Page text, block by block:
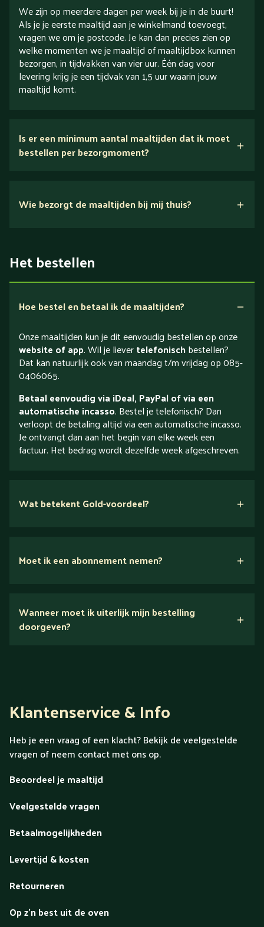
We zijn op meerdere dagen per week bij je in de buurt!
Als je je eerste maaltijd aan je winkelmand toevoegt,
vragen we om je postcode. Je kan dan precies zien op
welke momenten we je maaltijd of maaltijdbox kunnen
bezorgen, in tijdvakken van vier uur. Één dag voor
levering krijg je een tijdvak van 1,5 uur waarin jouw
maaltijd komt.
Is er een minimum aantal maaltijden dat ik moet
bestellen per bezorgmoment?
Wie bezorgt de maaltijden bij mij thuis?
Het bestellen
Hoe bestel en betaal ik de maaltijden?
Onze maaltijden kun je dit eenvoudig bestellen op onze
website of app. Wil je lievertelefonischbestellen?
Dat kan natuurlijk ook van maandag t/m vrijdag op 085-
0406065.
Betaal eenvoudig via iDeal, PayPal of via een
automatische incasso. Bestel je telefonisch? Dan
verloopt de betaling altijd via een automatische incasso.
Je ontvangt dan aan het begin van elke week een
factuur. Het bedrag wordt dezelfde week afgeschreven.
Wat betekent Gold-voordeel?
Ontdek alles over Gold
Moet ik een abonnement nemen?
Wanneer moet ik uiterlijk mijn bestelling
doorgeven?
Klantenservice & Info
Heb je een vraag of een klacht? Bekijk de veelgestelde
vragen of neem contact met ons op.
Beoordeel je maaltijd
Veelgestelde vragen
Betaalmogelijkheden
Levertijd & kosten
Retourneren
Op z'n best uit de oven